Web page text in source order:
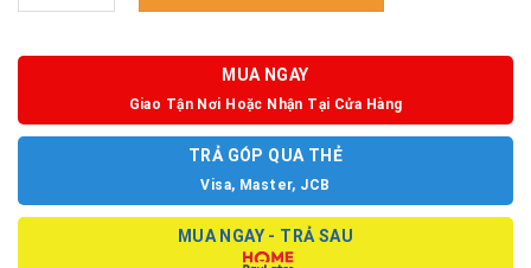
MUA NGAY
Giao Tận Nơi Hoặc Nhận Tại Cửa Hàng
TRẢ GÓP QUA THẺ
Visa, Master, JCB
MUA NGAY - TRẢ SAU